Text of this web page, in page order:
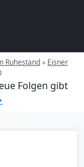
Ruhestand» Eisner
Folgen gibt